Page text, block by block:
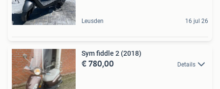
Leusden 16 jul 26
Sym fiddle 2 (2018)
€ 780,00 Details